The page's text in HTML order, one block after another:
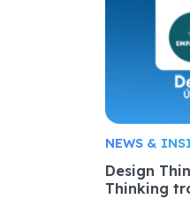
NEWS &
Design
Thinking